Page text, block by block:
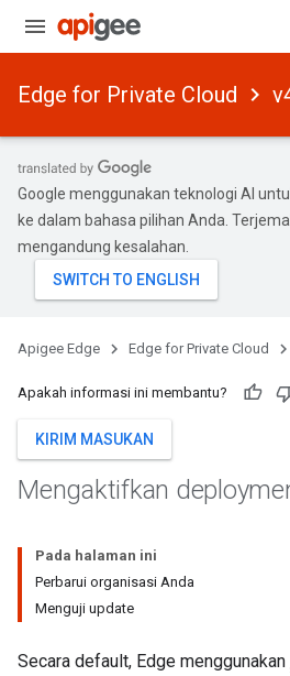
Edge for Private Cloud
Google menggunakan teknologi AI
ke dalam bahasa pilihan Anda.
mengandung kesalahan.
Apigee Edge Edge for Private Cloud
Apakah informasi ini membantu?
KIRIM MASUKAN
Mengaktifkan
Pada halaman ini
Perbarui organisasi Anda
Menguji update
Secara default, Edge menggunakan